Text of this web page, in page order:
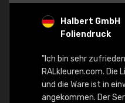
Halbert GmbH
Foliendruck
"Ich bin sehr
RALkleuren.com. Die
und die Ware ist in
angekommen. Der